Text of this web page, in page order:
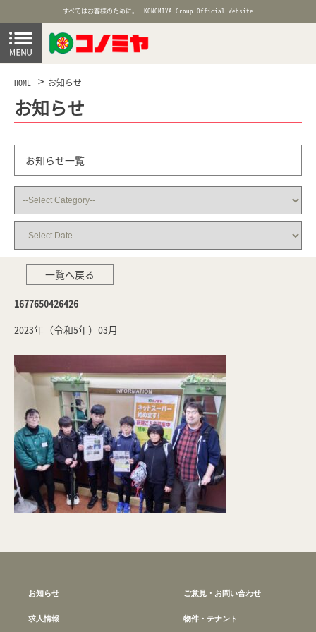
すべてはお客様のために。 KONOMIYA Group Official Website
HOME お知らせ
お知らせ
お知らせ一覧
一覧へ戻る
1677650426426
2023年（令和5年）03月
お知らせ
求人情報
ご意見・お問い合わせ
物件・テナント